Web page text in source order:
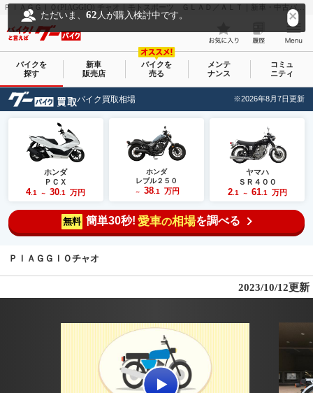
ＰＩＡＧＧＩＯ(PIAGGIO) チャオ｜モトスポーツ ＧＬＡＤ／ＡＬＴ｜新車・中古バイクなら【グーバイク(GooBike)】
ただいま、62 人が購入検討中です。
バイクを
探す
新車
販売店
バイクを
売る
メンテ
ナンス
コミュ
ニティ
バイク買取相場 ※2026年8月7日更新
ホンダ
ＰＣＸ
4.1 ～ 30 .1 万円
ホンダ
レブル２５０
～ 38.1 万円
ヤマハ
ＳＲ４００
2.1 ～ 61.1 万円
無料 簡単30秒! 愛車の相場を調べる
ＰＩＡＧＧＩＯチャオ
2023/10/12更新